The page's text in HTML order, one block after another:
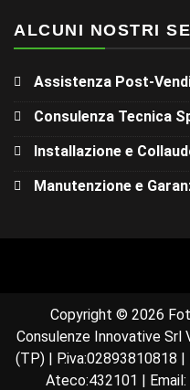
ALCUNI NOSTRI
Assistenza Post-
Consulenza Tecnica
Installazione e
Manutenzione e
Copyright © 2026
Consulenze Innovative Srl
(TP) | P.iva:02893810818
Ateco:432101 |